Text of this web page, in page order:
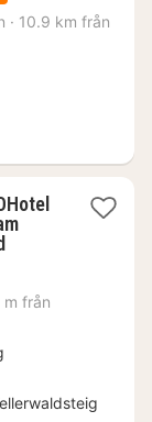
1581
· 10.9 km från
2
1546
m från